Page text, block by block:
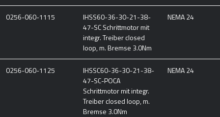
0256-060-1115
IHSS60-36-30-21-38-
47-SC Schrittmotor mit
integr. Treiber closed
loop, m. Bremse 3.0Nm
NEMA 24
0256-060-1125
IHSSC60-36-30-21-38-
47-SC-POCA
Schrittmotor mit integr.
Treiber closed loop, m.
Bremse 3.0Nm
NEMA 24